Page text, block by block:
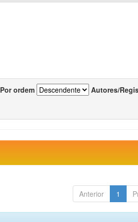
Por ordem Autores/
Anterior 1